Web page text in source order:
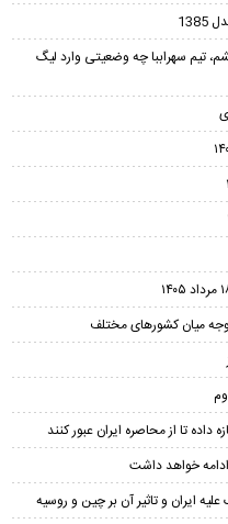
تیم سهراببا چه وضعیتی وارد لیگ
ادامه خواهد داشت
ایران و تاثیر آن بر چین و روسیه